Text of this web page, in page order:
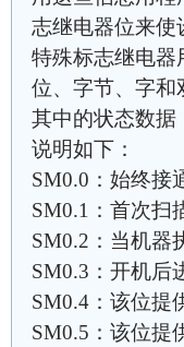
志继电器位来使
特殊标志继电器
位、字节、字和
其中的状态数据
说明如下：
SM0.0：始终接
SM0.1：首次扫
SM0.2：当机器
SM0.3：开机后
SM0.4：该位提
SM0.5：该位提